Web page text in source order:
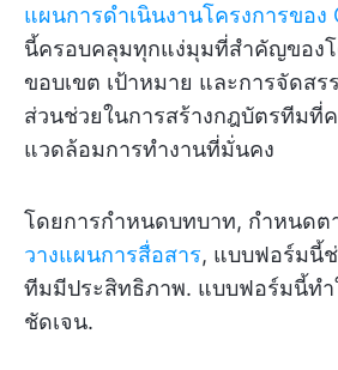
แผนการดำเนินงานโครงการของ
นี้ครอบคลุมทุกแง่มุมที่สำคัญของโ
ขอบเขต เป้าหมาย และการจัดสร
ส่วนช่วยในการสร้างกฎบัตรทีมที่
แวดล้อมการทำงานที่มั่นคง
โดยการกำหนดบทบาท, กำหนดตา
วางแผนการสื่อสาร, แบบฟอร์มนี้
ทีมมีประสิทธิภาพ. แบบฟอร์มนี้ทำ
ชัดเจน.